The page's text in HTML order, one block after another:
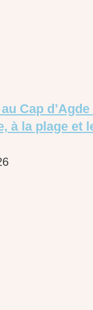
Cap
à la plage et